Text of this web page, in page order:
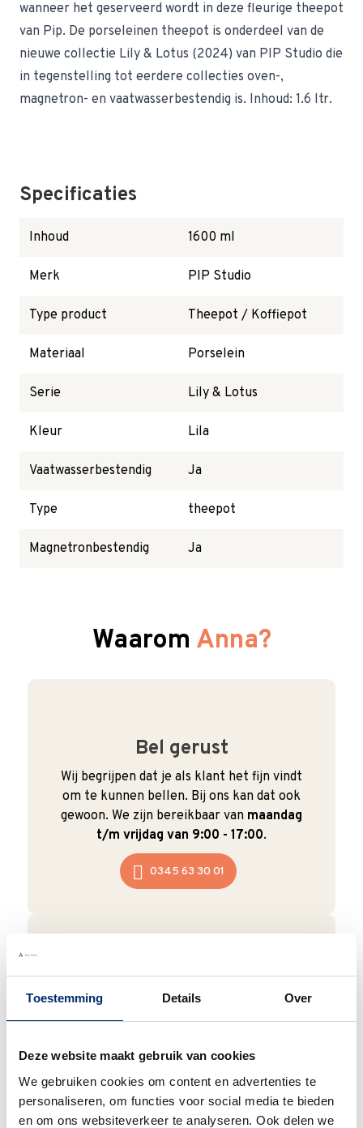
Toestemming Details Over
Deze website maakt gebruik van cookies
We gebruiken cookies om content en advertenties te
personaliseren, om functies voor social media te bieden
en om ons websiteverkeer te analyseren. Ook delen we
wanneer het geserveerd wordt in deze fleurige theepot
van Pip. De porseleinen theepot is onderdeel van de
nieuwe collectie Lily & Lotus (2024) van PIP Studio die
in tegenstelling tot eerdere collecties oven-,
magnetron- en vaatwasserbestendig is. Inhoud: 1.6 ltr.
Specificaties
Inhoud 1600 ml
Merk PIP Studio
Type product Theepot / Koffiepot
Materiaal Porselein
Serie Lily & Lotus
Kleur Lila
Vaatwasserbestendig Ja
Type theepot
Magnetronbestendig Ja
Waarom Anna?
Bel gerust
Wij begrijpen dat je als klant het fijn vindt
om te kunnen bellen. Bij ons kan dat ook
gewoon. We zijn bereikbaar van maandag
t/m vrijdag van 9:00 - 17:00.
0345 63 30 01
Duurzaam
papier.Vanaf € 55,-wordt jouw bestelling